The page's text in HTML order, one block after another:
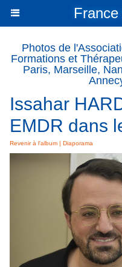
Photos de
Formations et
Paris, Marseille,
Issahar
EMDR dans
Revenir à l'album | Diaporama